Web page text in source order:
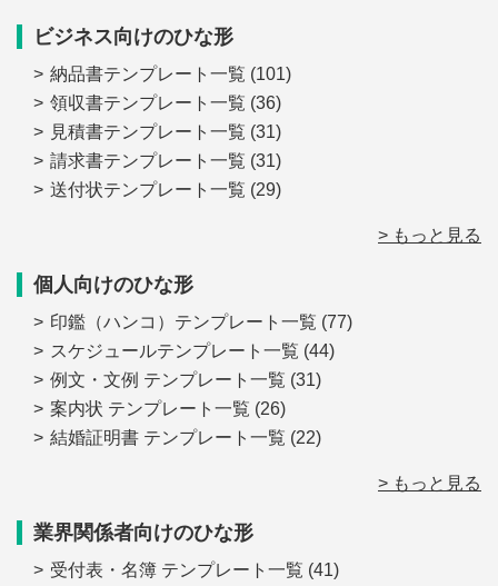
ビジネス向けのひな形
納品書テンプレート一覧 (101)
領収書テンプレート一覧 (36)
見積書テンプレート一覧 (31)
請求書テンプレート一覧 (31)
送付状テンプレート一覧 (29)
> もっと見る
個人向けのひな形
印鑑（ハンコ）テンプレート一覧 (77)
スケジュールテンプレート一覧 (44)
例文・文例 テンプレート一覧 (31)
案内状 テンプレート一覧 (26)
結婚証明書 テンプレート一覧 (22)
> もっと見る
業界関係者向けのひな形
受付表・名簿 テンプレート一覧 (41)